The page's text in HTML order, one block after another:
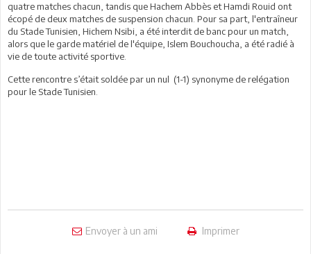
quatre matches chacun, tandis que Hachem Abbès et Hamdi Rouid ont
écopé de deux matches de suspension chacun. Pour sa part, l'entraîneur
du Stade Tunisien, Hichem Nsibi, a été interdit de banc pour un match,
alors que le garde matériel de l'équipe, Islem Bouchoucha, a été radié à
vie de toute activité sportive.
Cette rencontre s’était soldée par un nul (1-1) synonyme de relégation
pour le Stade Tunisien.
Envoyer à un ami Imprimer